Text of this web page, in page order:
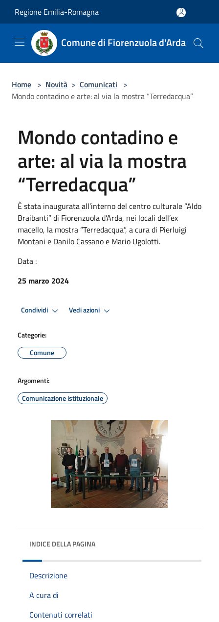
Regione Emilia-Romagna
Comune di Fiorenzuola d'Arda
Home > Novità > Comunicati >
Mondo contadino e arte: al via la mostra “Terredacqua”
Mondo contadino e
arte: al via la mostra
“Terredacqua”
È stata inaugurata all’interno del centro culturale “Aldo
Braibanti” di Fiorenzuola d’Arda, nei locali dell’ex
macello, la mostra “Terredacqua”, a cura di Pierluigi
Montani e Danilo Cassano e Mario Ugolotti.
Data :
25 marzo 2024
Condividi Vedi azioni
Categorie:
Comune
Argomenti:
Comunicazione istituzionale
INDICE DELLA PAGINA
Descrizione
A cura di
Contenuti correlati